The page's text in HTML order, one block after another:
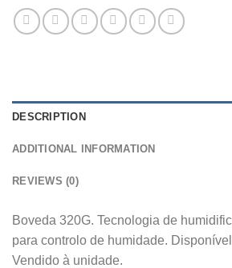
DESCRIPTION
ADDITIONAL INFORMATION
REVIEWS (0)
Boveda 320G. Tecnologia de
para controlo de humidade.
Vendido à unidade.